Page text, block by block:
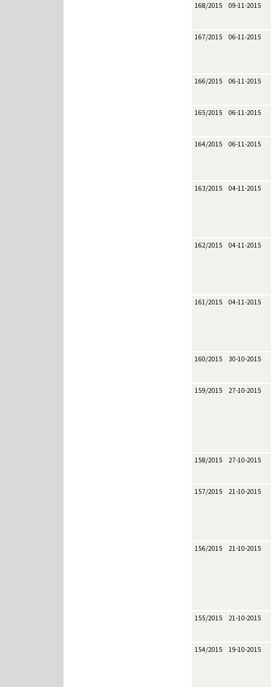
168/2015 09-11-2015
167/2015 06-11-2015
166/2015 06-11-2015
165/2015 06-11-2015
164/2015 06-11-2015
163/2015 04-11-2015
162/2015 04-11-2015
161/2015 04-11-2015
160/2015 30-10-2015
159/2015 27-10-2015
158/2015 27-10-2015
157/2015 21-10-2015
156/2015 21-10-2015
155/2015 21-10-2015
154/2015 19-10-2015